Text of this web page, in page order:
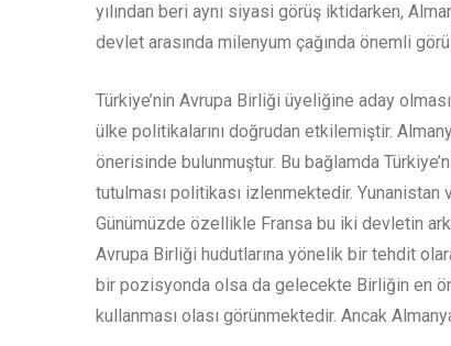
yılından beri aynı siyasi görüş iktidarken,
devlet arasında milenyum çağında önemli
Türkiye’nin Avrupa Birliği üyeliğine aday
ülke politikalarını doğrudan etkilemiştir.
önerisinde bulunmuştur. Bu bağlamda
tutulması politikası izlenmektedir. Yunanistan
Günümüzde özellikle Fransa bu iki devletin
Avrupa Birliği hudutlarına yönelik bir tehdit
bir pozisyonda olsa da gelecekte Birliğin en
kullanması olası görünmektedir. Ancak